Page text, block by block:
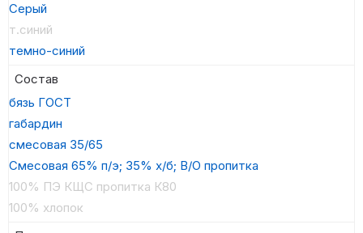
Серый
т.синий
темно-синий
Состав
бязь ГОСТ
габардин
смесовая 35/65
Смесовая 65% п/э; 35% х/б; В/О пропитка
100% ПЭ КЩС пропитка К80
100% хлопок